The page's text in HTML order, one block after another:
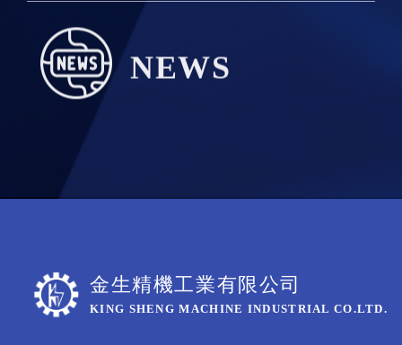
NEWS
金生精機工業有限公司
KING SHENG MACHINE INDUSTRIAL CO.LTD.